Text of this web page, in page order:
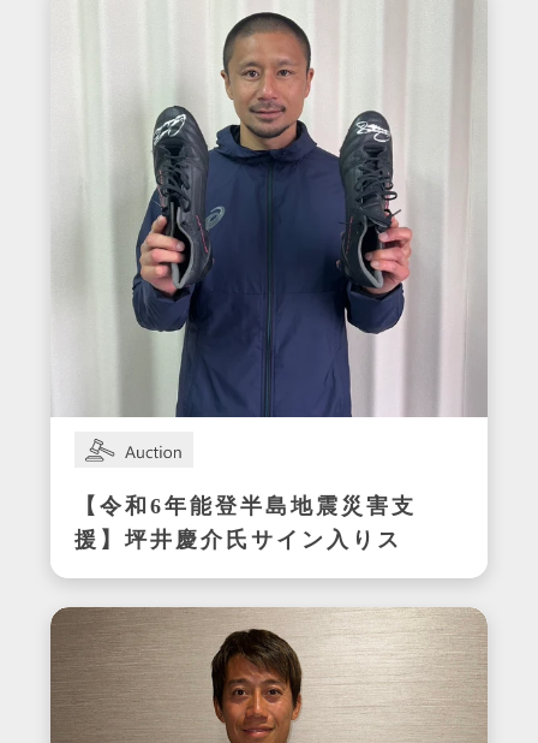
【令和6年能登半島地震災害支
援】坪井慶介氏サイン入りス
パイク